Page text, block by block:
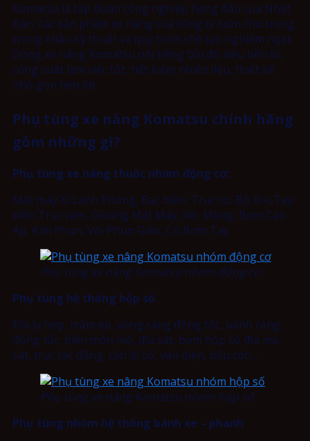
Komatsu là tập đoàn công nghiệp hàng đầu của Nhật
Bản, các sản phẩm xe nâng của công ty luôn chú trọng
trong khâu kỹ thuật và quy trình chế tạo nghiêm ngặt.
Dòng xe nâng Komatsu nổi tiếng bởi độ siêu bền bỉ,
công suất làm việc tốt, tiết kiệm nhiên liệu, thiết kế
nhỏ gọn tiện lợi.
Phụ tùng xe nâng Komatsu chính hãng
gồm những gì?
Phụ tùng xe nâng thuộc nhóm động cơ:
Mặt máy Xi Lanh Pitong, Bạc biên, Trục cơ, Bộ Xi e,Tay
biên Trục cam, Gioăng Mặt Máy, Xéc Măng, Bơm Cao
Áp, Kim Phun, Vòi Phun Giàn, Cò Bơm Tay
Phụ tùng xe nâng Komatsu nhóm động cơ
Phụ tùng hệ thống hộp số:
Đĩa ly hợp, mâm ép, vòng rằng đồng tốc, bánh răng
đồng tốc, biến môn mô, đĩa sắt, bơm hộp số đĩa ma
sát, trục các đăng, cần đi số, van điện, bầu côn…
Phụ tùng xe nâng Komatsu nhóm hộp số
Phụ tùng nhóm hệ thống bánh xe – phanh: